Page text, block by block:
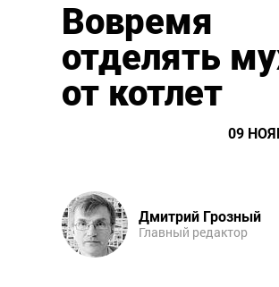
Вовремя
отделять
от котлет
09
Дмитрий Грозный
Главный редактор